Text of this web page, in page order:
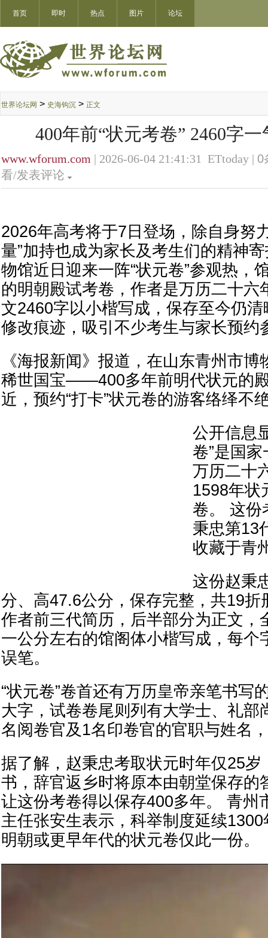
首页 即时 热点 图片 论坛
世界论坛网 > 史海钩沉 > 正文
400年前“状元考卷” 2460字
www.wforum.com | 2026-06-04 21:41:31 ETtoday | 0
看/发表评论
2026年高考将于7日登场，除自身努
量”加持也成为家长及考生们的精神
物馆近日迎来一阵“状元卷”参观热，
的明朝殿试考卷，作者是万历二十六
文2460字以小楷写成，保存至今仍
修改痕迹，吸引不少考生与家长预约
《海报新闻》报道，在山东青州市
稀世国宝——400多年前明代状元的
近，预约“打卡”状元卷的游客络绎不
公开信息
卷”是国
万历二十
1598年状
卷。 这份
秉忠第13
收藏于青
这份赵秉
分、高47.6公分，保存完整，共19折
作者前三代简历，后半部分为正文，
一公分左右的馆阁体小楷写成，每个
误笔。
“状元卷”卷首还有万历皇帝亲笔书写
大字，试卷卷尾则列有大学士、礼部
名阅卷官及1名印卷官的官职与姓名
据了解，赵秉忠考取状元时年仅25岁
书，辞官返乡时将原本由朝堂保存的
让这份考卷得以保存400多年。 青州
主任张安生表示，科举制度延续
明朝或更早年代的状元卷仅此一份。